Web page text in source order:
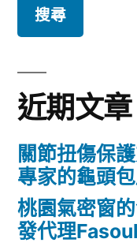
鍵
字:
近期文章
關節扭傷保
專家的龜頭
桃園氣密窗
發代理